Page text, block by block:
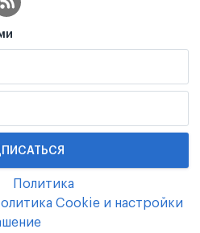
Политика
Cookie и настройки